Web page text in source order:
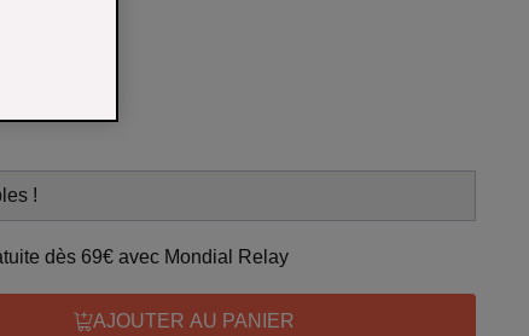
!
dès 69€ avec Mondial Relay
AJOUTER AU PANIER